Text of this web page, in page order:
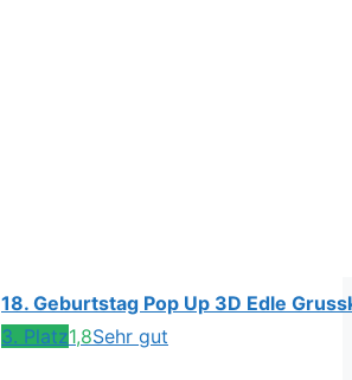
18. Geburtstag Pop Up 3D Edle
3. Platz1,8Sehr gut